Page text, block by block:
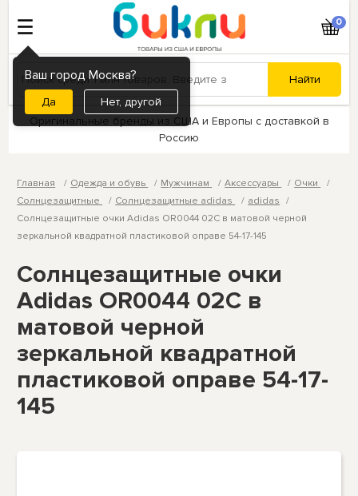
Ваш город Москва?
Нет, другой
0
Оригинальные бренды из США и Европы с доставкой в
Россию
Главная Одежда и обувь Мужчинам Аксессуары
Очки
Солнцезащитные
Солнцезащитные adidas
adidas
Солнцезащитные очки Adidas OR0044 02C в матовой черной
зеркальной квадратной пластиковой оправе 54-17-145
Солнцезащитные очки
Adidas OR0044 02C в
матовой черной
зеркальной квадратной
пластиковой оправе 54-17-
145